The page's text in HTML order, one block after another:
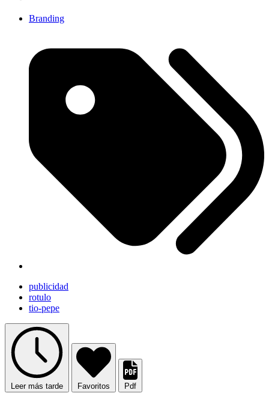
Branding
publicidad
rotulo
tio-pepe
Leer más tarde Favoritos Pdf